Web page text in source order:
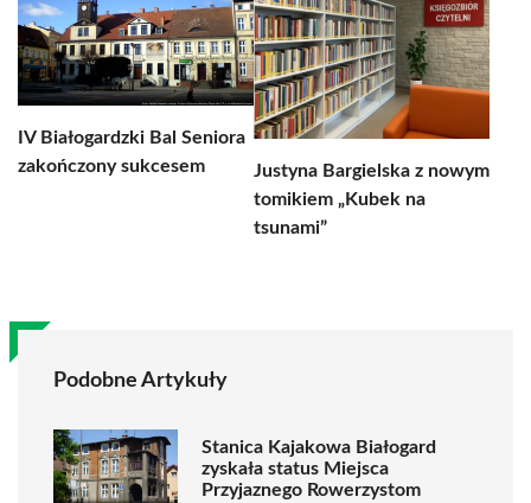
IV Białogardzki Bal Seniora
zakończony sukcesem
Justyna Bargielska z nowym
tomikiem „Kubek na
tsunami”
Podobne Artykuły
Stanica Kajakowa Białogard
zyskała status Miejsca
Przyjaznego Rowerzystom